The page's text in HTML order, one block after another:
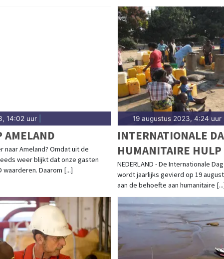
14:02 uur
AMELAND
naar Ameland? Omdat uit de
weer blijkt dat onze gasten
waarderen. Daarom [...]
19 augustus 2023, 4:24 uur|
INTERNATIONALE
HUMANITAIRE HULP
NEDERLAND - De Internationale
wordt jaarlijks gevierd op 19
aan de behoefte aan humanitaire